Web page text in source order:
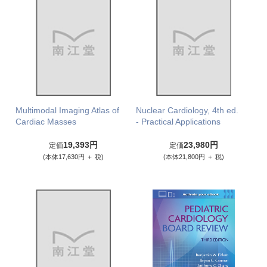
Multimodal Imaging Atlas of
Cardiac Masses
定価19,393円
(本体17,630円 ＋ 税)
Nuclear Cardiology, 4th ed.
- Practical Applications
定価23,980円
(本体21,800円 ＋ 税)